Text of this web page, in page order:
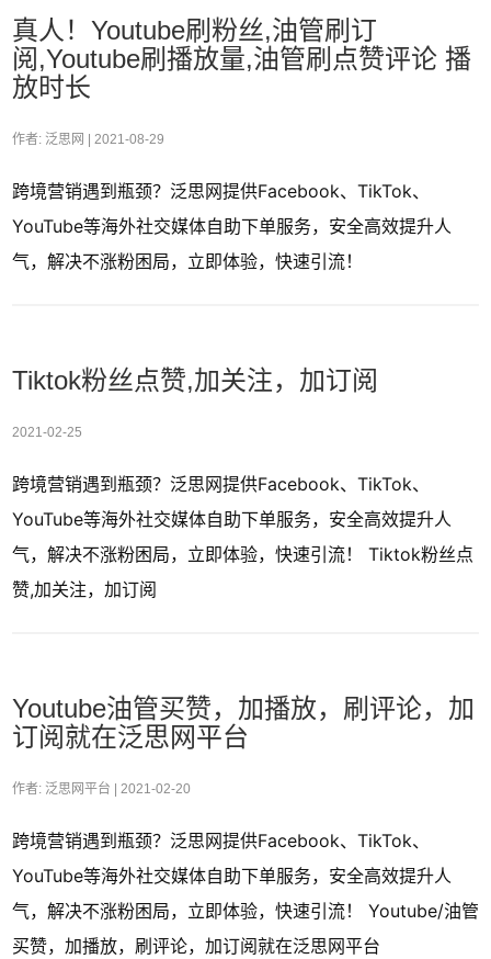
真人！Youtube刷粉丝,油管刷订
阅,Youtube刷播放量,油管刷点赞评论 播
放时长
作者: 泛思网 | 2021-08-29
跨境营销遇到瓶颈？泛思网提供Facebook、TikTok、
YouTube等海外社交媒体自助下单服务，安全高效提升人
气，解决不涨粉困局，立即体验，快速引流！
Tiktok粉丝点赞,加关注，加订阅
2021-02-25
跨境营销遇到瓶颈？泛思网提供Facebook、TikTok、
YouTube等海外社交媒体自助下单服务，安全高效提升人
气，解决不涨粉困局，立即体验，快速引流！ Tiktok粉丝点
赞,加关注，加订阅
Youtube油管买赞，加播放，刷评论，加
订阅就在泛思网平台
作者: 泛思网平台 | 2021-02-20
跨境营销遇到瓶颈？泛思网提供Facebook、TikTok、
YouTube等海外社交媒体自助下单服务，安全高效提升人
气，解决不涨粉困局，立即体验，快速引流！ Youtube/油管
买赞，加播放，刷评论，加订阅就在泛思网平台